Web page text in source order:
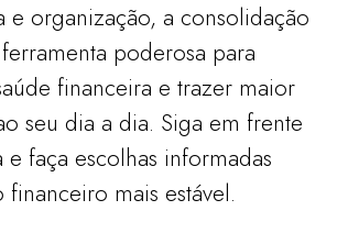
e organização, a consolidação
poderosa para
financeira e trazer maior
seu dia a dia. Siga em frente
faça escolhas informadas
mais estável.